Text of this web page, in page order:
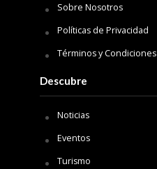
Sobre Nosotros
Políticas de Privacidad
Términos y Condiciones
Descubre
Noticias
Eventos
Turismo